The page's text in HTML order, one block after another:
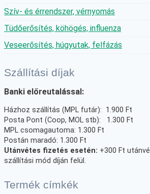
Szív- és érrendszer, vérnyomás
Tüdőerősítés, köhögés, influenza
Veseerősítés, húgyutak, felfázás
Szállítási díjak
Banki előreutalással:
Házhoz szállítás (MPL futár): 1.900 Ft
Posta Pont (Coop, MOL stb): 1.300 Ft
MPL csomagautoma: 1.300 Ft
Postán maradó: 1.300 Ft
Utánvétes fizetés esetén: +300 Ft
szállítási mód díján felül.
Termék címkék